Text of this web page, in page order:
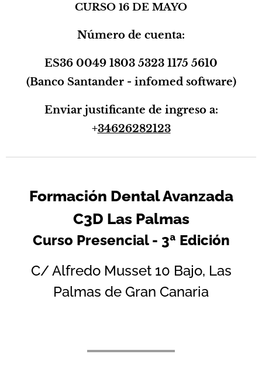
CURSO 16 DE MAYO
Número de cuenta:
ES36 0049 1803 5323 1175 5610
(Banco Santander - infomed software)
Enviar justificante de ingreso a:
+34626282123
Formación Dental Avanzada
C3D Las Palmas
Curso Presencial - 3ª Edición
C/ Alfredo Musset 10 Bajo, Las
Palmas de Gran Canaria